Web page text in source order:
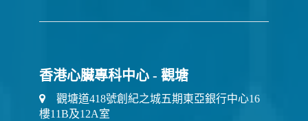
香港心臟專科中心 - 觀塘
觀塘道418號創紀之城五期東亞銀行中心16
樓11B及12A室